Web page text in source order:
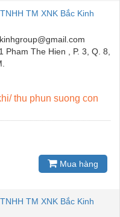
TM XNK Bắc Kinh
Pham The Hien , P. 3, Q. 8,
thu phun suong con
Mua hàng
TM XNK Bắc Kinh